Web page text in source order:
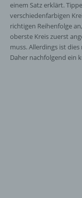
einem Satz erklärt.
verschiedenfarbigen
richtigen Reihenfolge
oberste Kreis zuerst
muss. Allerdings ist
Daher nachfolgend ein